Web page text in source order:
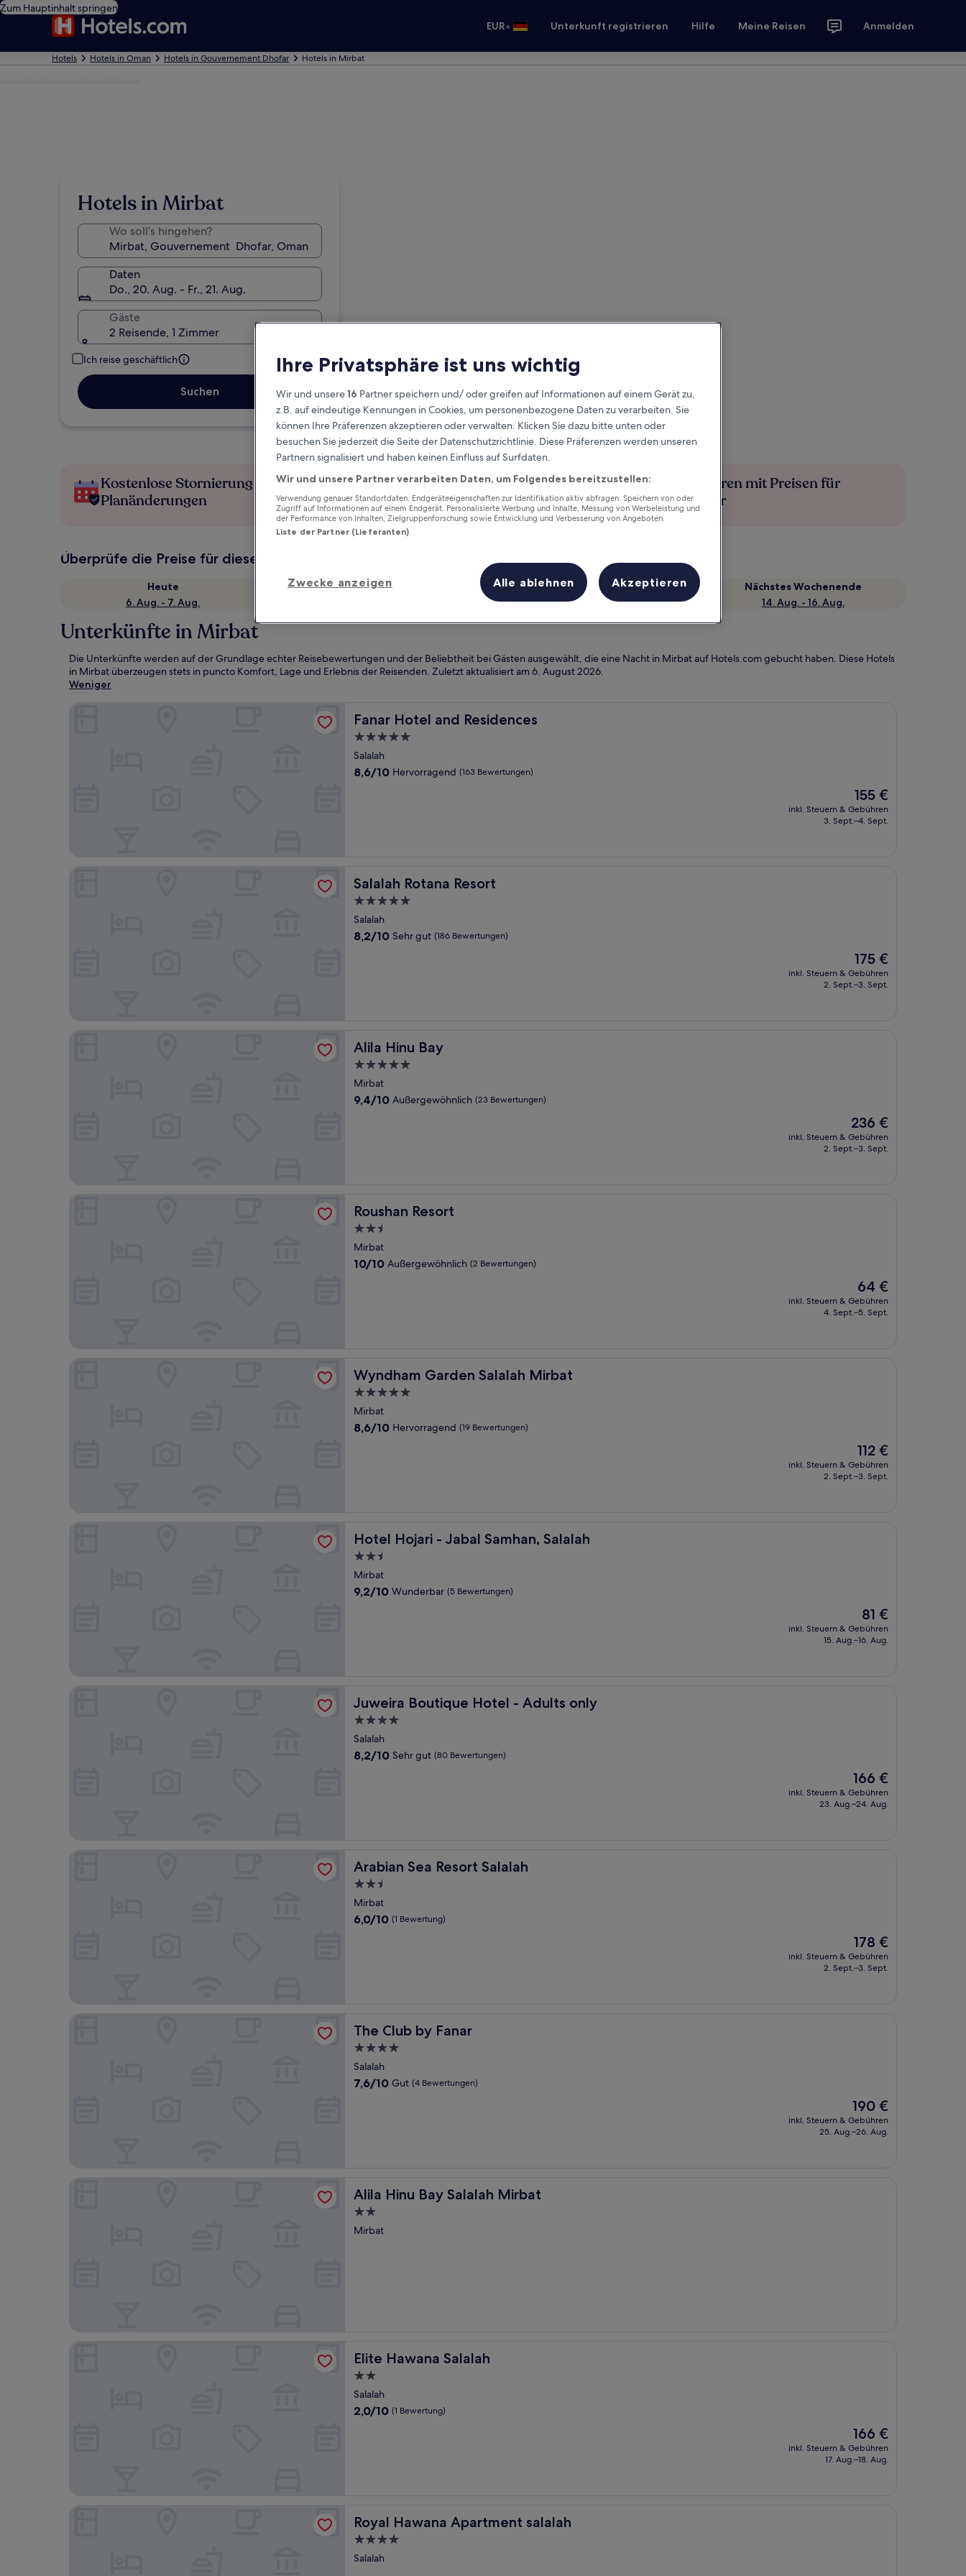
Zum Hauptinhalt springen
EUR• Unterkunft registrieren Hilfe Meine Reisen Anmelden
Hotels Hotels in Oman Hotels in Gouvernement Dhofar Hotels in Mirbat
Hotels in Mirbat
Wo soll’s hingehen?
Daten
Do., 20. Aug. - Fr., 21. Aug.
Gäste
2 Reisende, 1 Zimmer
Ich reise geschäftlich
Suchen
Kostenlose Stornierung bei
Planänderungen
Verdiene Prämien für jede
wahrgenommene Übernachtung
Mehr sparen mit Preisen für
Mitglieder
Überprüfe die Preise für diese Daten
Heute
6. Aug. - 7. Aug.
Morgen
Dieses Wochenende
7. Aug. - 9. Aug.
Nächstes Wochenende
14. Aug. - 16. Aug.
Unterkünfte in Mirbat
Die Unterkünfte werden auf der Grundlage echter Reisebewertungen und der Beliebtheit bei Gästen ausgewählt, die eine Nacht in Mirbat auf Hotels.com gebucht haben. Diese Hotels
in Mirbat überzeugen stets in puncto Komfort, Lage und Erlebnis der Reisenden. Zuletzt aktualisiert am6. August 2026.
Weniger
Fanar Hotel and Residences
Fanar Hotel and Residences
5.0-
Sterne-
Unterkunft
Salalah
8.6
8,6/10 Hervorragend (163 Bewertungen)
Der
Preis
beträgt
155 €
inkl. Steuern & Gebühren
3. Sept.–4. Sept.
Salalah Rotana Resort
Salalah Rotana Resort
5.0-
Sterne-
Unterkunft
Salalah
8.2
8,2/10 Sehr gut (186 Bewertungen)
Der
Preis
beträgt
175 €
inkl. Steuern & Gebühren
2. Sept.–3. Sept.
Alila Hinu Bay
Alila Hinu Bay
5.0-
Sterne-
Unterkunft
Mirbat
9.4
9,4/10 Außergewöhnlich (23 Bewertungen)
Der
Preis
beträgt
236 €
inkl. Steuern & Gebühren
2. Sept.–3. Sept.
Roushan Resort
Roushan Resort
2.5-
Sterne-
Unterkunft
Mirbat
10.0
10/10 Außergewöhnlich (2 Bewertungen)
Der
Preis
beträgt
64 €
inkl. Steuern & Gebühren
4. Sept.–5. Sept.
Wyndham Garden Salalah Mirbat
Wyndham Garden Salalah Mirbat
5.0-
Sterne-
Unterkunft
Mirbat
8.6
8,6/10 Hervorragend (19 Bewertungen)
Der
Preis
beträgt
112 €
inkl. Steuern & Gebühren
2. Sept.–3. Sept.
Hotel Hojari - Jabal Samhan, Salalah
Hotel Hojari - Jabal Samhan, Salalah
2.5-
Sterne-
Unterkunft
Mirbat
9.2
9,2/10 Wunderbar (5 Bewertungen)
Der
Preis
beträgt
81 €
inkl. Steuern & Gebühren
15. Aug.–16. Aug.
Juweira Boutique Hotel - Adults only
Juweira Boutique Hotel - Adults only
4.0-
Sterne-
Unterkunft
Salalah
8.2
8,2/10 Sehr gut (80 Bewertungen)
Der
Preis
beträgt
166 €
inkl. Steuern & Gebühren
23. Aug.–24. Aug.
Arabian Sea Resort Salalah
Arabian Sea Resort Salalah
2.5-
Sterne-
Unterkunft
Mirbat
6.0
6,0/10 (1 Bewertung)
Der
Preis
beträgt
178 €
inkl. Steuern & Gebühren
2. Sept.–3. Sept.
The Club by Fanar
The Club by Fanar
4.0-
Sterne-
Unterkunft
Salalah
7.6
7,6/10 Gut (4 Bewertungen)
Der
Preis
beträgt
190 €
inkl. Steuern & Gebühren
25. Aug.–26. Aug.
Alila Hinu Bay Salalah Mirbat
Alila Hinu Bay Salalah Mirbat
2.0-
Sterne-
Mirbat
Elite Hawana Salalah
Elite Hawana Salalah
2.0-
Sterne-
Unterkunft
Salalah
2.0
2,0/10 (1 Bewertung)
Der
Preis
beträgt
166 €
inkl. Steuern & Gebühren
17. Aug.–18. Aug.
Royal Hawana Apartment salalah
Royal Hawana Apartment salalah
4.0-
Sterne-
Salalah
Ihre Privatsphäre ist uns wichtig
Wir und unsere16 Partner speichern und/ oder greifen auf Informationen auf einem Gerät zu,
z.B. auf eindeutige Kennungen in Cookies, um personenbezogene Daten zu verarbeiten. Sie
können Ihre Präferenzen akzeptieren oder verwalten. Klicken Sie dazu bitte unten oder
besuchen Sie jederzeit die Seite der Datenschutzrichtlinie. Diese Präferenzen werden unseren
Partnern signalisiert und haben keinen Einfluss auf Surfdaten.
Wir und unsere Partner verarbeiten Daten, um Folgendes bereitzustellen:
Verwendung genauer Standortdaten. Endgeräteeigenschaften zur Identifikation aktiv abfragen. Speichern von oder
Zugriff auf Informationen auf einem Endgerät. Personalisierte Werbung und Inhalte, Messung von Werbeleistung und
der Performance von Inhalten, Zielgruppenforschung sowie Entwicklung und Verbesserung von Angeboten.
Liste der Partner (Lieferanten)
Zwecke anzeigen Alle ablehnen Akzeptieren